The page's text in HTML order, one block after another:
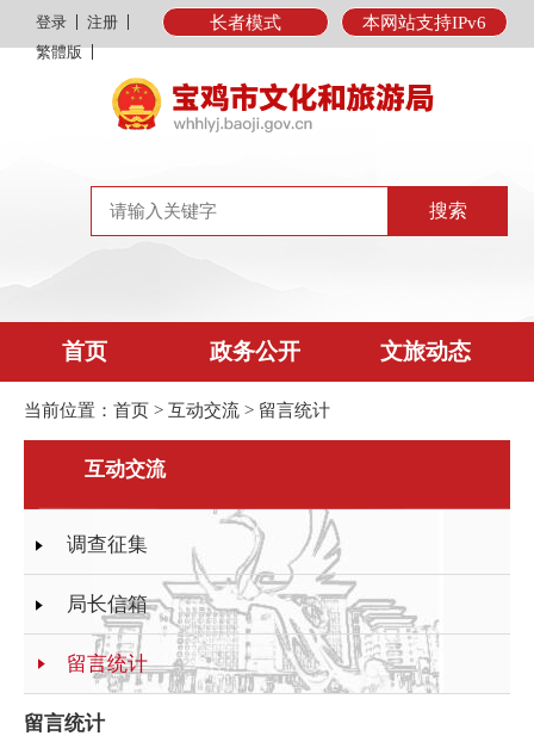
本网站支持IPv6
长者模式
登录
注册
繁體版
首页 政务公开 文旅动态
当前位置： 首页 > 互动交流 > 留言统计
互动交流
调查征集
局长信箱
留言统计
留言统计